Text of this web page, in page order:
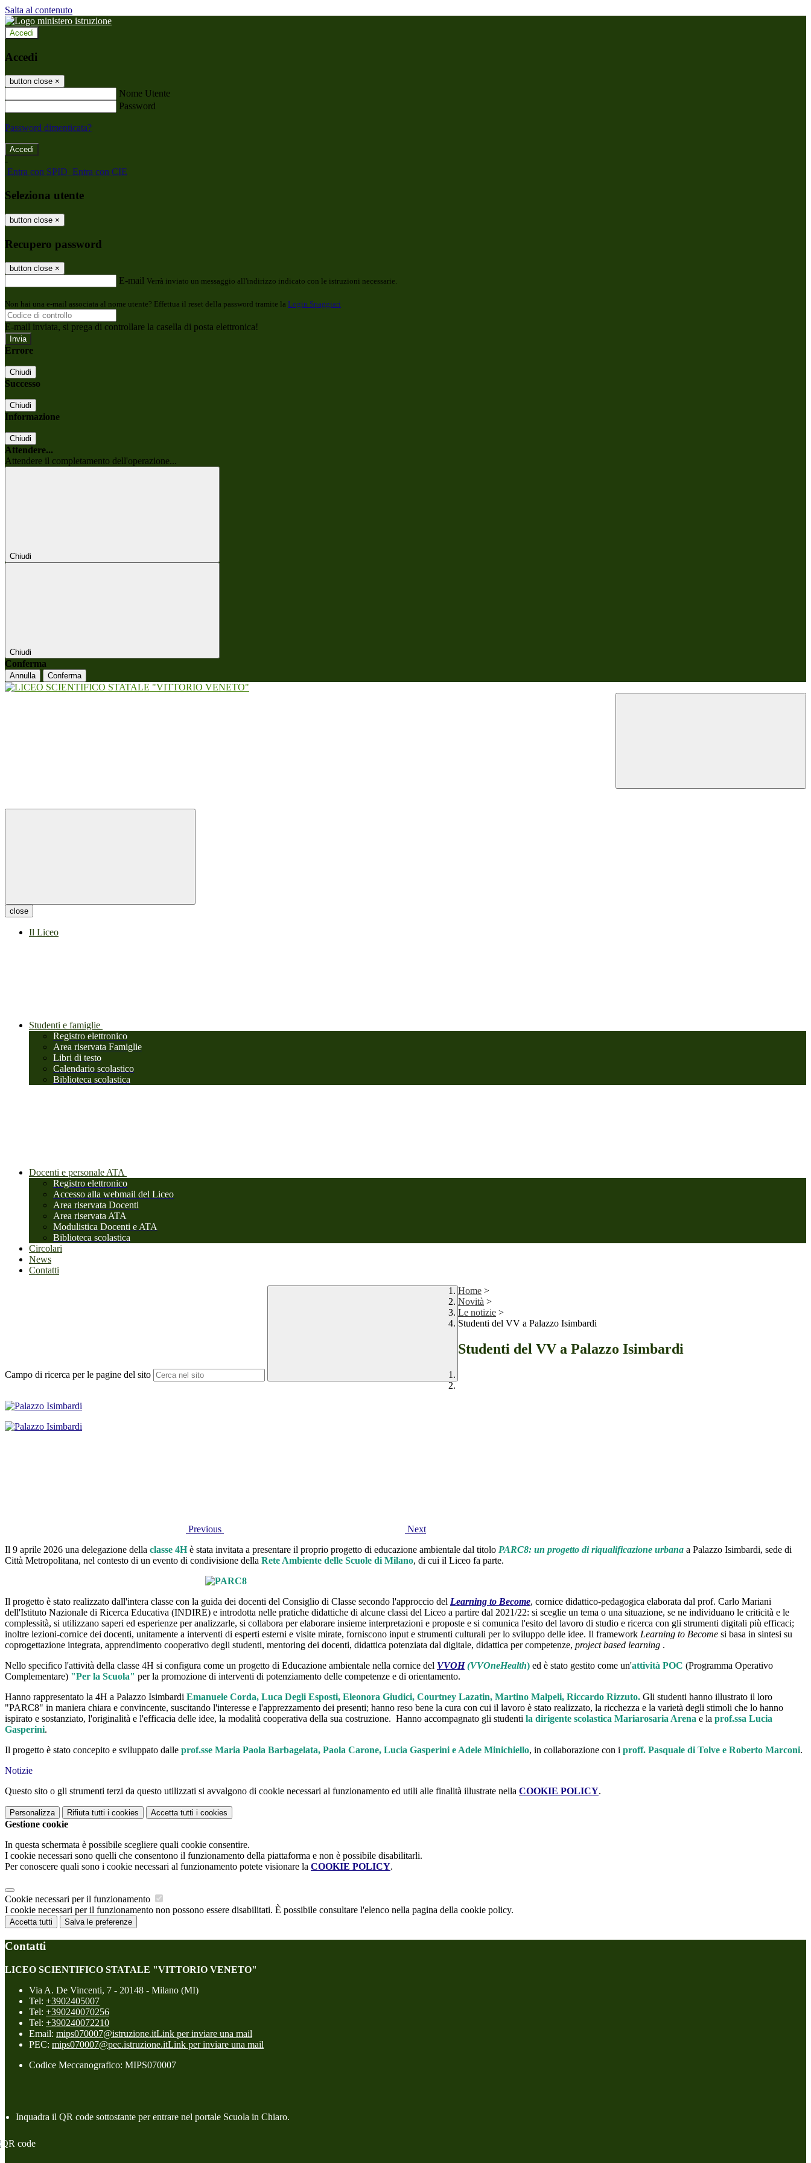
Salta al contenuto
Accedi
Accedi
button close ×
Nome Utente
Password
Password dimenticata?
-
Entra con SPID Entra con CIE
Seleziona utente
button close ×
Recupero password
button close ×
E-mail Verrà inviato un messaggio all'indirizzo indicato con le istruzioni necessarie.
Non hai una e-mail associata al nome utente? Effettua il reset della password tramite la Login Spaggiari
E-mail inviata, si prega di controllare la casella di posta elettronica!
Errore
Chiudi
Successo
Chiudi
Informazione
Chiudi
Attendere...
Attendere il completamento dell'operazione...
Chiudi
Chiudi
Conferma
Annulla Conferma
close
Il Liceo
Studenti e famiglie
Registro elettronico
Area riservata Famiglie
Libri di testo
Calendario scolastico
Biblioteca scolastica
Docenti e personale ATA
Registro elettronico
Accesso alla webmail del Liceo
Area riservata Docenti
Area riservata ATA
Modulistica Docenti e ATA
Biblioteca scolastica
Circolari
News
Contatti
Campo di ricerca per le pagine del sito
Home >
Novità >
Le notizie >
Studenti del VV a Palazzo Isimbardi
Studenti del VV a Palazzo Isimbardi
Previous
Next
Il 9 aprile 2026 una delegazione della classe 4Hè stata invitata a presentare il proprio progetto di educazione ambientale dal titolo PARC8: un progetto di riqualificazione urbana a Palazzo Isimbardi, sede di
Città Metropolitana, nel contesto di un evento di condivisione della Rete Ambiente delle Scuole di Milano, di cui il Liceo fa parte.
Il progetto è stato realizzato dall'intera classe con la guida dei docenti del Consiglio di Classe secondo l'approccio del Learning to Become, cornice didattico-pedagogica elaborata dal prof. Carlo Mariani
dell'Istituto Nazionale di Ricerca Educativa (INDIRE) e introdotta nelle pratiche didattiche di alcune classi del Liceo a partire dal 2021/22: si sceglie un tema o una situazione, se ne individuano le criticità e le
complessità, si utilizzano saperi ed esperienze per analizzarle, si collabora per elaborare insieme interpretazioni e proposte e si comunica l'esito del lavoro di studio e ricerca con gli strumenti digitali più efficaci;
inoltre lezioni-cornice dei docenti, unitamente a interventi di esperti esterni e visite mirate, forniscono input e strumenti culturali per lo sviluppo delle idee. Il framework Learning to Become si basa in sintesi su
coprogettazione integrata, apprendimento cooperativo degli studenti, mentoring dei docenti, didattica potenziata dal digitale, didattica per competenze, project based learning .
Nello specifico l'attività della classe 4H si configura come un progetto di Educazione ambientale nella cornice del VVOH(VVOneHealth) ed è stato gestito come un'attività POC (Programma Operativo
Complementare) "Per la Scuola" per la promozione di interventi di potenziamento delle competenze e di orientamento.
Hanno rappresentato la 4H a Palazzo Isimbardi Emanuele Corda, Luca Degli Esposti, Eleonora Giudici, Courtney Lazatin, Martino Malpeli, Riccardo Rizzuto. Gli studenti hanno illustrato il loro
"PARC8" in maniera chiara e convincente, suscitando l'interesse e l'apprezzamento dei presenti; hanno reso bene la cura con cui il lavoro è stato realizzato, la ricchezza e la varietà degli stimoli che lo hanno
ispirato e sostanziato, l'originalità e l'efficacia delle idee, la modalità cooperativa della sua costruzione. Hanno accompagnato gli studenti la dirigente scolastica Mariarosaria Arena e la prof.ssa Lucia
Gasperini.
Il progetto è stato concepito e sviluppato dalle prof.sse Maria Paola Barbagelata, Paola Carone, Lucia Gasperini e Adele Minichiello, in collaborazione con i proff. Pasquale di Tolve e Roberto Marconi.
Notizie
Questo sito o gli strumenti terzi da questo utilizzati si avvalgono di cookie necessari al funzionamento ed utili alle finalità illustrate nella COOKIE POLICY.
Personalizza Rifiuta tutti i cookies Accetta tutti i cookies
Gestione cookie
In questa schermata è possibile scegliere quali cookie consentire.
I cookie necessari sono quelli che consentono il funzionamento della piattaforma e non è possibile disabilitarli.
Per conoscere quali sono i cookie necessari al funzionamento potete visionare la COOKIE POLICY.
Cookie necessari per il funzionamento
I cookie necessari per il funzionamento non possono essere disabilitati. È possibile consultare l'elenco nella pagina della cookie policy.
Accetta tutti Salva le preferenze
Contatti
LICEO SCIENTIFICO STATALE "VITTORIO VENETO"
Via A. De Vincenti, 7 - 20148 - Milano (MI)
Tel: +3902405007
Tel: +390240070256
Tel: +390240072210
Email: mips070007@istruzione.itLink per inviare una mail
PEC: mips070007@pec.istruzione.itLink per inviare una mail
Codice Meccanografico: MIPS070007
Inquadra il QR code sottostante per entrare nel portale Scuola in Chiaro.